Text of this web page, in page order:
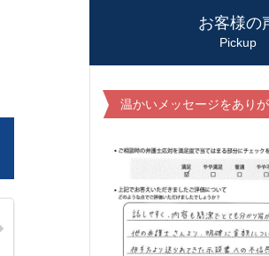
お客様の
Pickup
温かいメッセージをあり